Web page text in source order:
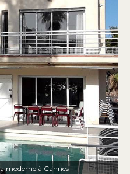
moderne à Cannes